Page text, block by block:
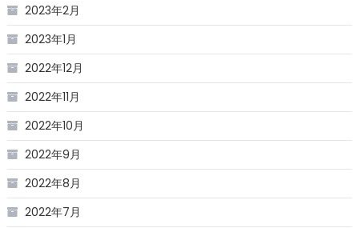
2023年2月
2023年1月
2022年12月
2022年11月
2022年10月
2022年9月
2022年8月
2022年7月